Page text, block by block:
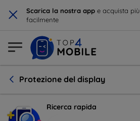
× Scarica la nostra app e acquista più
facilmente
Protezione del display
Ricerca rapida